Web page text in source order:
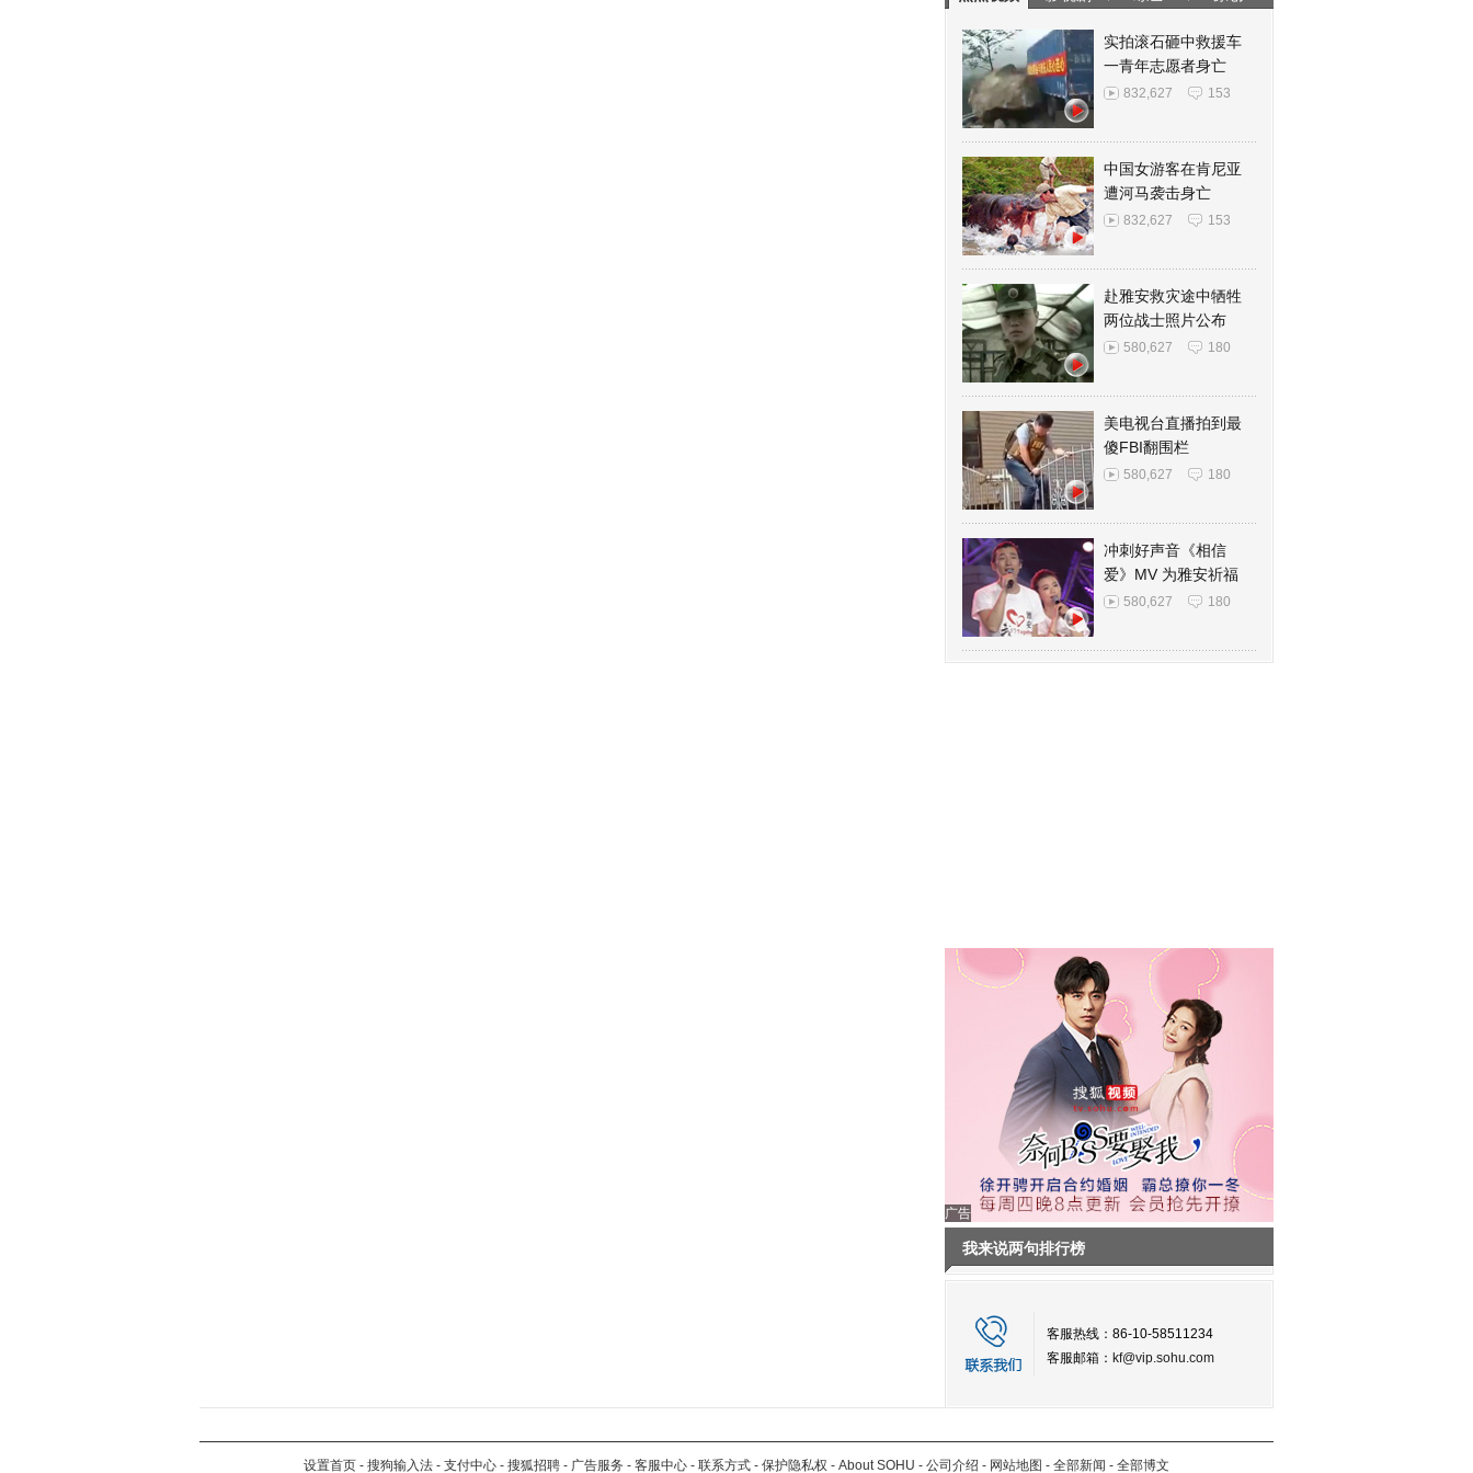
实拍滚石砸中救援车
一青年志愿者身亡
832,627 153
中国女游客在肯尼亚
遭河马袭击身亡
832,627 153
赴雅安救灾途中牺牲
两位战士照片公布
580,627 180
美电视台直播拍到最
傻FBI翻围栏
580,627 180
冲刺好声音《相信
爱》MV 为雅安祈福
580,627 180
广告
我来说两句排行榜
客服热线：86-10-58511234
客服邮箱： kf@vip.sohu.com
设置首页 - 搜狗输入法 - 支付中心 - 搜狐招聘 - 广告服务 - 客服中心 - 联系方式 - 保护隐私权 - About SOHU - 公司介绍 - 网站地图 - 全部新闻 - 全部博文